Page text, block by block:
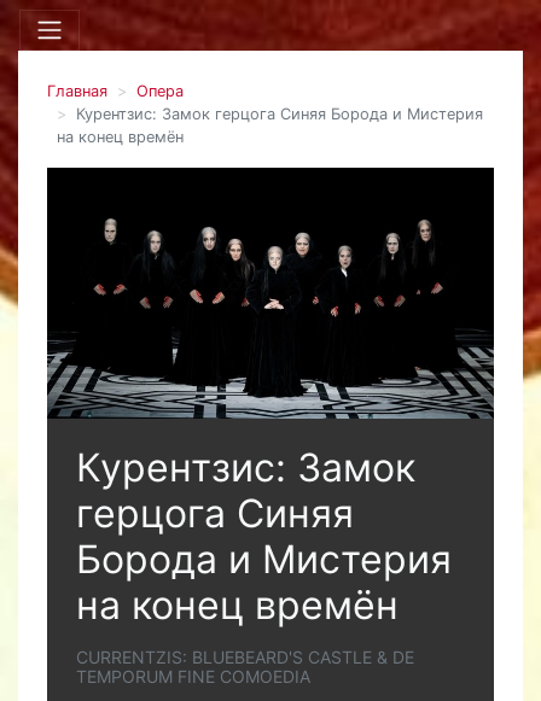
Главная
Опера
Курентзис: Замок герцога Синяя Борода и Мистерия
на конец времён
Курентзис: Замок
герцога Синяя
Борода и Мистерия
на конец времён
CURRENTZIS: BLUEBEARD'S CASTLE & DE
TEMPORUM FINE COMOEDIA